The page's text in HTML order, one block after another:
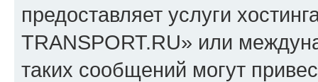
предоставляет услуги
TRANSPORT.RU» или
таких сообщений могут